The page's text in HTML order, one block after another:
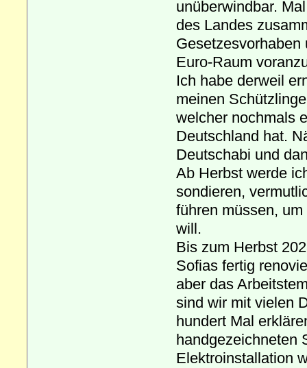
unüberwindbar.
des Landes
Gesetzesvorhaben
Euro-Raum
Ich habe derweil
meinen
welcher nochmals
Deutschland hat.
Deutschabi und
Ab Herbst werde
sondieren,
führen müssen,
will.
Bis zum Herbst
Sofias fertig
aber das
sind wir mit vielen
hundert Mal
handgezeichneten
Elektroinstallation